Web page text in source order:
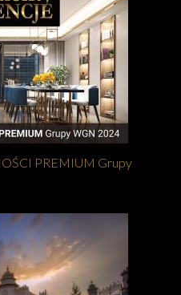
PREMIUM Grupy